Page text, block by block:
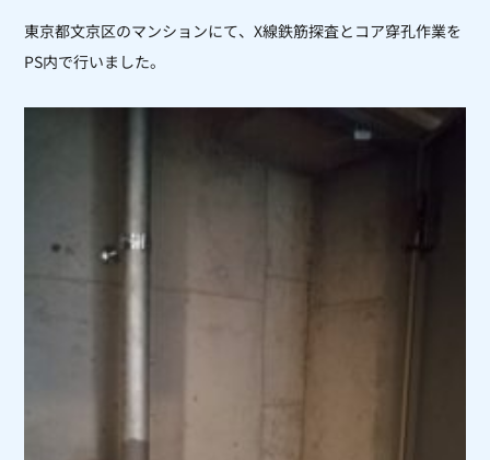
東京都文京区のマンションにて、X線鉄筋探査とコア穿孔作業を
PS内で行いました。